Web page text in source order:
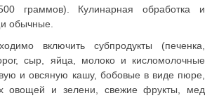
граммов). Кулинарная обработка и
обычные.
включить субпродукты (печенка,
сыр, яйца, молоко и кисломолочные
и овсяную кашу, бобовые в виде пюре,
овощей и зелени, свежие фрукты, мед